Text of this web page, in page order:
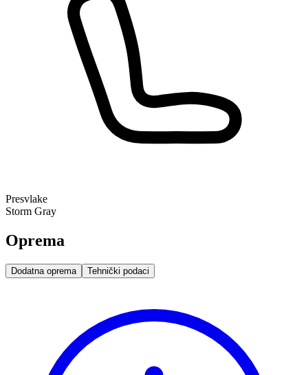
Presvlake
Storm Gray
Oprema
Dodatna oprema Tehnički podaci